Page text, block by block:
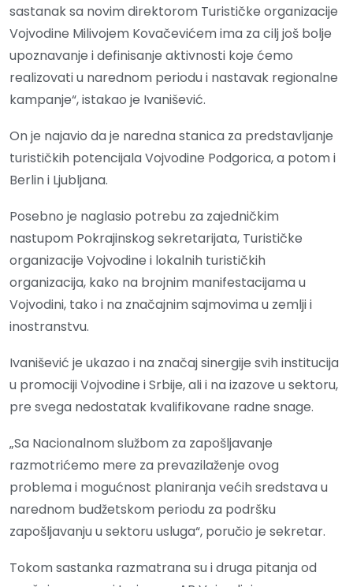
sastanak sa novim direktorom Turističke organizacije
Vojvodine Milivojem Kovačevićem ima za cilj još bolje
upoznavanje i definisanje aktivnosti koje ćemo
realizovati u narednom periodu i nastavak regionalne
kampanje“, istakao je Ivanišević.
On je najavio da je naredna stanica za predstavljanje
turističkih potencijala Vojvodine Podgorica, a potom i
Berlin i Ljubljana.
Posebno je naglasio potrebu za zajedničkim
nastupom Pokrajinskog sekretarijata, Turističke
organizacije Vojvodine i lokalnih turističkih
organizacija, kako na brojnim manifestacijama u
Vojvodini, tako i na značajnim sajmovima u zemlji i
inostranstvu.
Ivanišević je ukazao i na značaj sinergije svih institucija
u promociji Vojvodine i Srbije, ali i na izazove u sektoru,
pre svega nedostatak kvalifikovane radne snage.
„Sa Nacionalnom službom za zapošljavanje
razmotrićemo mere za prevazilaženje ovog
problema i mogućnost planiranja većih sredstava u
narednom budžetskom periodu za podršku
zapošljavanju u sektoru usluga“, poručio je sekretar.
Tokom sastanka razmatrana su i druga pitanja od